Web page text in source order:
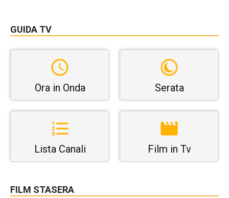
GUIDA TV
Ora in Onda Serata
Lista Canali Film in Tv
FILM STASERA